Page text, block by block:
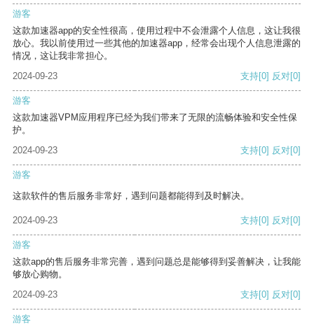
游客
这款加速器app的安全性很高，使用过程中不会泄露个人信息，这让我很
放心。我以前使用过一些其他的加速器app，经常会出现个人信息泄露的
情况，这让我非常担心。
2024-09-23
支持[0] 反对[0]
游客
这款加速器VPM应用程序已经为我们带来了无限的流畅体验和安全性保
护。
2024-09-23
支持[0] 反对[0]
游客
这款软件的售后服务非常好，遇到问题都能得到及时解决。
2024-09-23 支持[0] 反对[0]
游客
这款app的售后服务非常完善，遇到问题总是能够得到妥善解决，让我能
够放心购物。
2024-09-23
支持[0] 反对[0]
游客